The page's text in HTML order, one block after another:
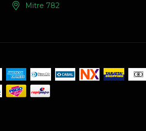
Mitre 782